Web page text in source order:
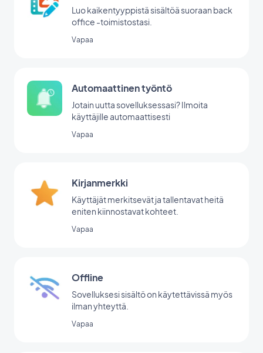
Luo kaikentyyppistä sisältöä suoraan back
office -toimistostasi.
Vapaa
Automaattinen työntö
Jotain uutta sovelluksessasi? Ilmoita
käyttäjille automaattisesti
Vapaa
Kirjanmerkki
Käyttäjät merkitsevät ja tallentavat heitä
eniten kiinnostavat kohteet.
Vapaa
Offline
Sovelluksesi sisältö on käytettävissä myös
ilman yhteyttä.
Vapaa